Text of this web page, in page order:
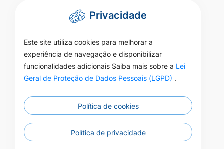
Privacidade
Este site utiliza cookies para melhorar a
experiência de navegação e disponibilizar
funcionalidades adicionais Saiba mais sobre a Lei
Geral de Proteção de Dados Pessoais (LGPD) .
Política de cookies
Política de privacidade